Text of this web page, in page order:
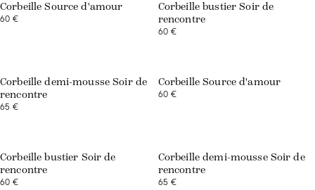
Corbeille Source d'amour
60 €
Corbeille bustier Soir de
rencontre
60 €
Corbeille demi-mousse Soir de
rencontre
65 €
Corbeille Source d'amour
60 €
Corbeille bustier Soir de
rencontre
60 €
Corbeille demi-mousse Soir de
rencontre
65 €